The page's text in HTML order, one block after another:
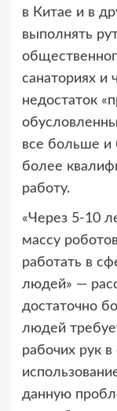
в Китае и в
выполнять
санаториях и
недостаток
все больше и
более
работу.
«Через 5-10
массу
работать в
людей» —
достаточно
людей
рабочих рук
данную